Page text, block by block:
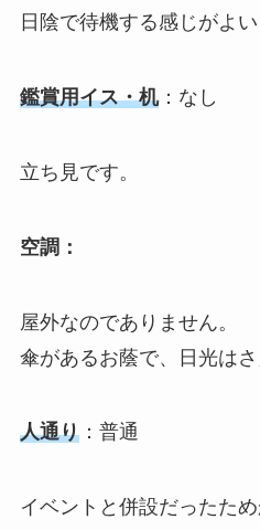
日陰で待機する感じがよい
鑑賞用イス・机：なし
立ち見です。
空調：
屋外なのでありません。
傘があるお蔭で、日光はさ
人通り：普通
イベントと併設だったた